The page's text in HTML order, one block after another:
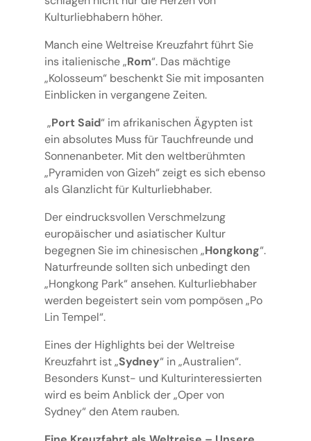
Kulturliebhabern höher.
Manch eine Weltreise Kreuzfahrt führt Sie
ins italienische „Rom“. Das mächtige
„Kolosseum“ beschenkt Sie mit imposanten
Einblicken in vergangene Zeiten.
„Port Said“ im afrikanischen Ägypten ist
ein absolutes Muss für Tauchfreunde und
Sonnenanbeter. Mit den weltberühmten
„Pyramiden von Gizeh“ zeigt es sich ebenso
als Glanzlicht für Kulturliebhaber.
Der eindrucksvollen Verschmelzung
europäischer und asiatischer Kultur
begegnen Sie im chinesischen „Hongkong“.
Naturfreunde sollten sich unbedingt den
„Hongkong Park“ ansehen. Kulturliebhaber
werden begeistert sein vom pompösen „Po
Lin Tempel“.
Eines der Highlights bei der Weltreise
Kreuzfahrt ist „Sydney“ in „Australien“.
Besonders Kunst- und Kulturinteressierten
wird es beim Anblick der „Oper von
Sydney“ den Atem rauben.